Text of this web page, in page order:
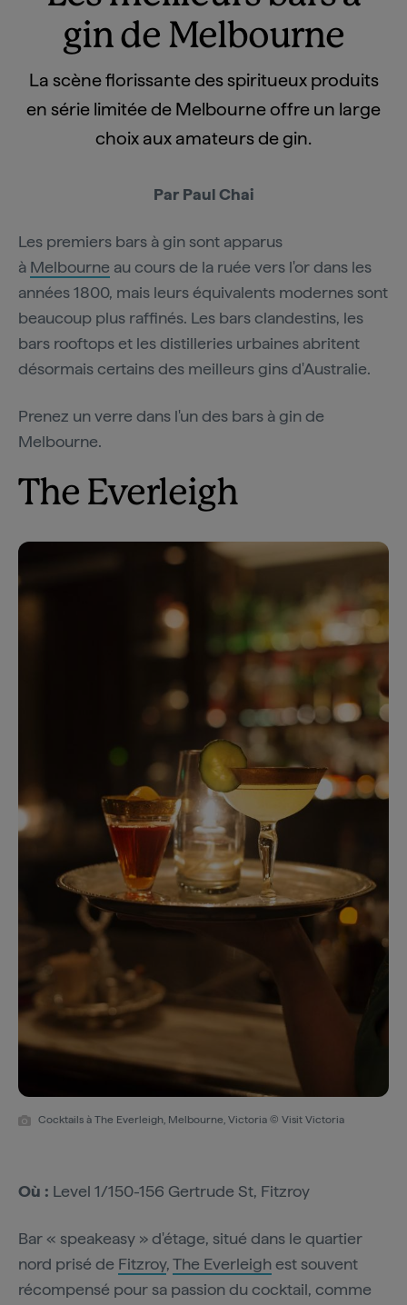
gin de Melbourne
La scène florissante des spiritueux produits
en série limitée de Melbourne offre un large
choix aux amateurs de gin.
Par Paul Chai
Les premiers bars à gin sont apparus
à Melbourne au cours de la ruée vers l'or dans les
années 1800, mais leurs équivalents modernes sont
beaucoup plus raffinés. Les bars clandestins, les
bars rooftops et les distilleries urbaines abritent
désormais certains des meilleurs gins d'Australie.
Prenez un verre dans l'un des bars à gin de
Melbourne.
The Everleigh
Cocktails à The Everleigh, Melbourne, Victoria © Visit Victoria
Où : Level 1/150-156 Gertrude St, Fitzroy
Bar « speakeasy » d'étage, situé dans le quartier
nord prisé de Fitzroy,The Everleighest souvent
récompensé pour sa passion du cocktail, comme